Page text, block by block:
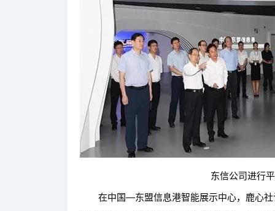
东信公司进行平
在中国—东盟信息港智能展示中心，鹿心社